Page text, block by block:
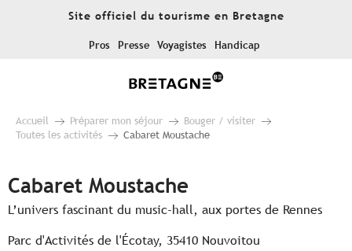
Site officiel du tourisme en Bretagne
Pros Presse Voyagistes Handicap
Accueil Préparer mon séjour
Bouger / visiter
Toutes les activités
Cabaret Moustache
Cabaret Moustache
L’univers fascinant du music-hall, aux portes de Rennes
Parc d'Activités de l'Écotay, 35410 Nouvoitou